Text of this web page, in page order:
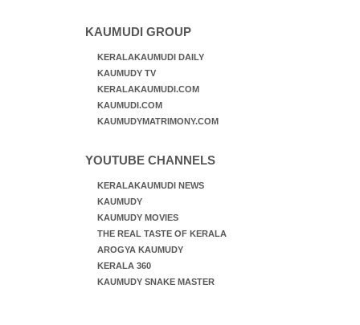
KAUMUDI GROUP
KERALAKAUMUDI DAILY
KAUMUDY TV
KERALAKAUMUDI.COM
KAUMUDI.COM
KAUMUDYMATRIMONY.COM
YOUTUBE CHANNELS
KERALAKAUMUDI NEWS
KAUMUDY
KAUMUDY MOVIES
THE REAL TASTE OF KERALA
AROGYA KAUMUDY
KERALA 360
KAUMUDY SNAKE MASTER